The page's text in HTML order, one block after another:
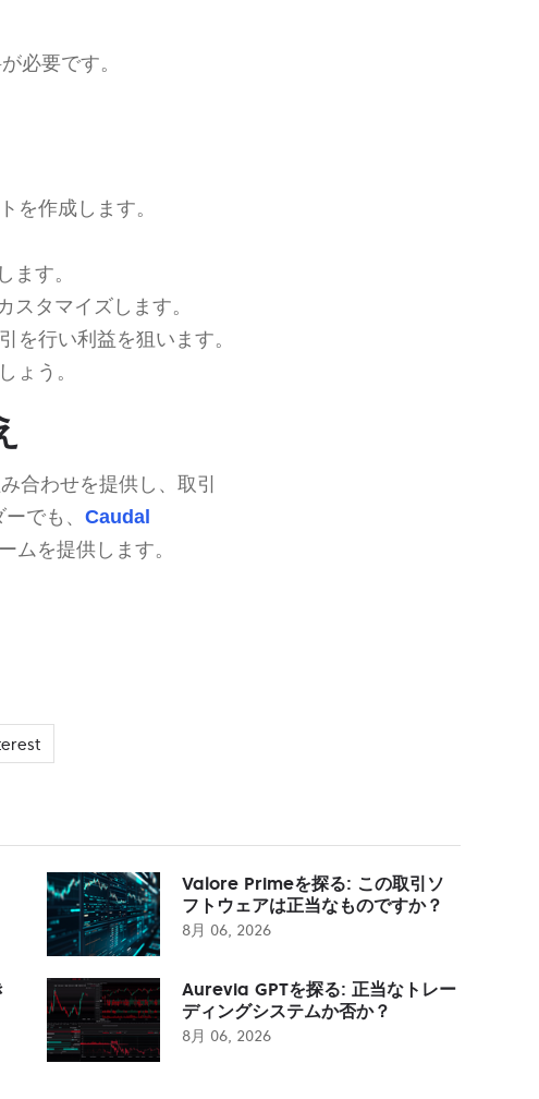
必要です。
を作成します。
ます。
スタマイズします。
を行い利益を狙います。
ょう。
合わせを提供し、取引
でも、 Caudal
ムを提供します。
Valore Primeを探る: この取引ソ
フトウェアは正当なものですか？
8月 06, 2026
Aurevia GPTを探る: 正当なトレー
ディングシステムか否か？
8月 06, 2026